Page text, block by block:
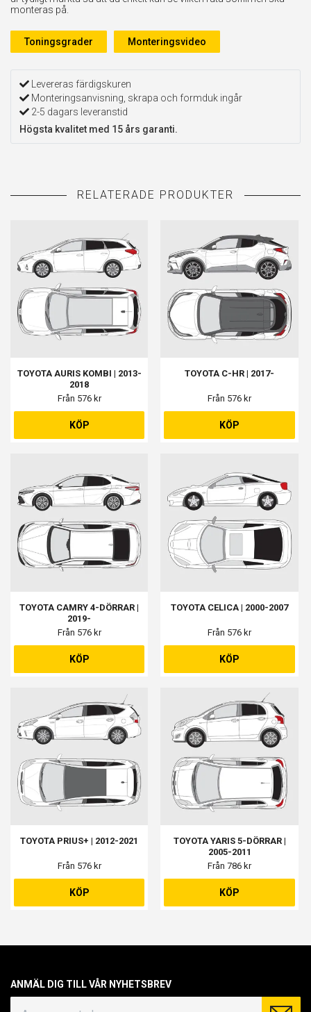
monteras på.
Toningsgrader Monteringsvideo
Levereras färdigskuren
Monteringsanvisning, skrapa och formduk ingår
2-5 dagars leveranstid
Högsta kvalitet med 15 års garanti.
TOYOTA AURIS KOMBI | 2013-
2018
Från 576 kr
KÖP
TOYOTA C-HR | 2017-
Från 576 kr
KÖP
TOYOTA CAMRY 4-DÖRRAR |
2019-
Från 576 kr
KÖP
TOYOTA CELICA | 2000-2007
Från 576 kr
KÖP
TOYOTA PRIUS+ | 2012-2021
Från 576 kr
KÖP
TOYOTA YARIS 5-DÖRRAR |
2005-2011
Från 786 kr
KÖP
ANMÄL DIG TILL VÅR NYHETSBREV